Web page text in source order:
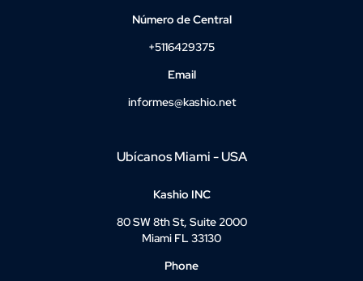
Número de Central
+5116429375
Email
informes@kashio.net
Ubícanos Miami - USA
Kashio INC
80 SW 8th St, Suite 2000
Miami FL 33130
Phone